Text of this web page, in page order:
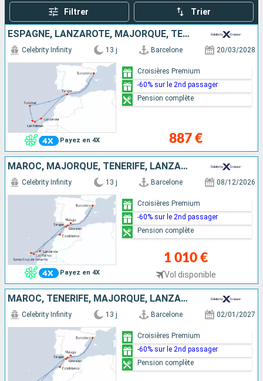
Filtrer Trier
ESPAGNE, LANZAROTE, MAJORQUE, TENERIFE, PORTUGAL, MAROC
Payez en 4X
Celebrity Infinity 13 j Barcelone 20/03/2028
887 €
Croisières Premium
-60% sur le 2nd passager
Pension complète
MAROC, MAJORQUE, TENERIFE, LANZAROTE, GIBRALTAR, ESPAGNE
Payez en 4X
Celebrity Infinity 13 j Barcelone 08/12/2026
1 010 €
Vol disponible
Croisières Premium
-60% sur le 2nd passager
Pension complète
MAROC, TENERIFE, MAJORQUE, LANZAROTE, GIBRALTAR, ESPAGNE
Celebrity Infinity 13 j Barcelone 02/01/2027
Croisières Premium
-60% sur le 2nd passager
Pension complète